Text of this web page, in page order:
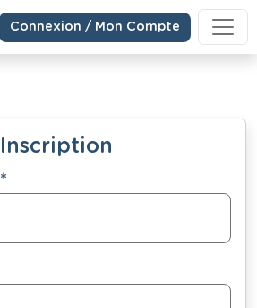
Connexion / Mon Compte
Inscription
*